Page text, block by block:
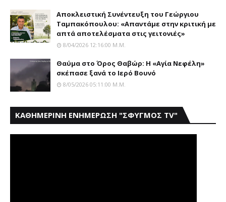
Αποκλειστική Συνέντευξη του Γεώργιου
Ταμπακόπουλου: «Απαντάμε στην κριτική με
απτά αποτελέσματα στις γειτονιές»
8/04/2026 12:16:00 Μ.μ.
Θαύμα στο Όρος Θαβώρ: H «Aγία Nεφέλη»
σκέπασε ξανά το Iερό Bουνό
8/05/2026 05:11:00 Μ.μ.
ΚΑΘΗΜΕΡΙΝΗ ΕΝΗΜΕΡΩΣΗ "ΣΦΥΓΜΟΣ TV"